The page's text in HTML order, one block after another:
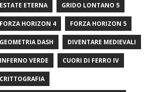
ESTATE ETERNA GRIDO LONTANO 5
FORZA HORIZON 4 FORZA HORIZON 5
GEOMETRIA DASH DIVENTARE MEDIEVALI
INFERNO VERDE CUORI DI FERRO IV
CRITTOGRAFIA